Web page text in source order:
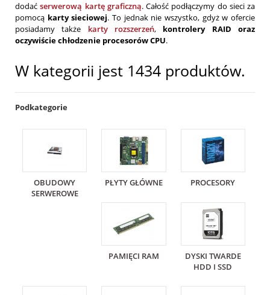
dodaćserwerową kartę graficzną. Całość podłączymy do sieci za
pomocą karty sieciowej. To jednak nie wszystko, gdyż w ofercie
posiadamy także karty rozszerzeń, kontrolery RAID oraz
oczywiście chłodzenie procesorów CPU.
W kategorii jest 1434 produktów.
Podkategorie
OBUDOWY
SERWEROWE
PŁYTY GŁÓWNE PROCESORY
PAMIĘCI RAM
DYSKI TWARDE
HDD I SSD